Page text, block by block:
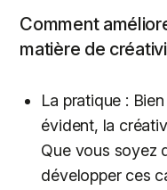
Comment
matière de
La pratique :
évident, la
Que vous soyez
développer ces